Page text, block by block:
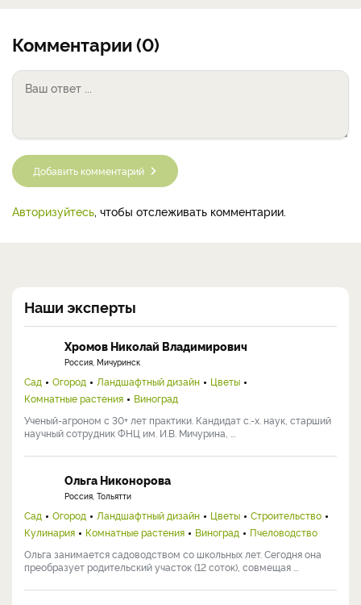
Комментарии (0)
Добавить комментарий
Авторизуйтесь, чтобы отслеживать комментарии.
Наши эксперты
Хромов Николай Владимирович
Россия, Мичуринск
Сад Огород Ландшафтный дизайн
Цветы
Комнатные растения
Виноград
Ученый-агроном с 30+ лет практики. Кандидат с.-х. наук, старший
научный сотрудник ФНЦ им. И.В. Мичурина, ...
Ольга Никонорова
Россия, Тольятти
Сад Огород Ландшафтный дизайн Цветы
Строительство
Кулинария
Комнатные растения Виноград
Пчеловодство
Ольга занимается садоводством со школьных лет. Сегодня она
преобразует родительский участок (12 соток), совмещая ...